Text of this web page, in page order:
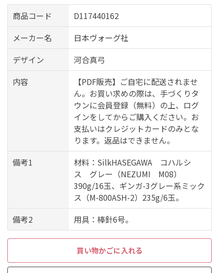
商品コード
D117440162
メーカー名
日本ヴォーグ社
デザイン
河合真弓
内容
【PDF販売】ご自宅に配送されませ
ん。お買い求めの際は、手づくりタ
ウンに会員登録（無料）の上、ログ
インをしてからご購入ください。お
支払いはクレジットカードのみとな
ります。返品はできません。
備考1
材料：SilkHASEGAWA コハルシ
ス グレー（NEZUMI M08）
390g/16玉、ギンガ-3グレー系ミック
ス（M-800ASH-2）235g/6玉。
備考2
用具：棒針6号。
買い物かごに入れる